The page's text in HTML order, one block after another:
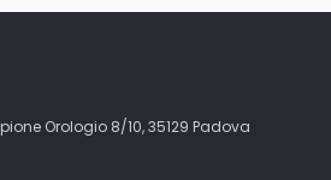
Orologio 8/10, 35129 Padova